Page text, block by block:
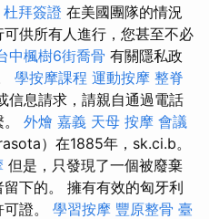
杜拜簽證 在美國團隊的情況
供所有人進行，您甚至不必
中楓樹6街喬骨 有關隱私政
學按摩課程 運動按摩 整脊
信息請求，請親自通過電話
外燴 嘉義 天母 按摩 會議
）在1885年，sk.ci.b。
但是，只發現了一個被廢棄
下的。 擁有有效的匈牙利
證。 學習按摩 豐原整骨 臺